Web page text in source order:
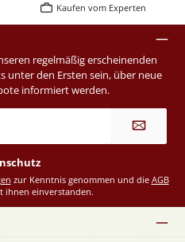
Kaufen vom Experten
regelmäßig erscheinenden
unter den Ersten sein, über neue
informiert werden.
zur Kenntnis genommen und die AGB
ihnen einverstanden.